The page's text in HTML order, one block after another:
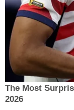
The Most
2026